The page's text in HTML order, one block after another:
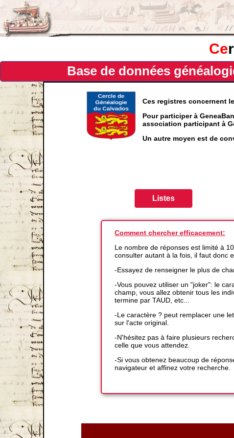
Ce
Base de données
Ces registres concernent
Pour participer à
association participant à
Un autre moyen est de
Comment chercher efficacement:
Le nombre de réponses est limité à
consulter autant à la fois, il faut donc
-Essayez de renseigner le plus de
-Vous pouvez utiliser un "joker": le
champ, vous allez obtenir tous les
termine par TAUD, etc...
-Le caractère ? peut remplacer une
sur l'acte original.
-N'hésitez pas à faire plusieurs
celle que vous attendez.
-Si vous obtenez beaucoup de
navigateur et affinez votre recherche.